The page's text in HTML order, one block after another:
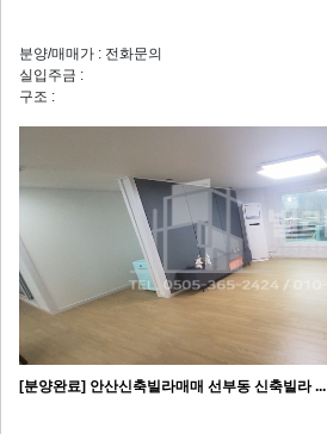
분양/매매가 : 전화문의
실입주금 :
구조 :
[분양완료] 안산신축빌라매매 선부동 신축빌라 ...